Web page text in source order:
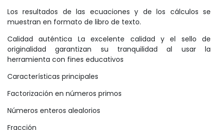
Los resultados de las ecuaciones y de los cálculos se
muestran en formato de libro de texto.
Calidad auténtica La excelente calidad y el sello de
originalidad garantizan su tranquilidad al usar la
herramienta con fines educativos
Características principales
Factorización en números primos
Números enteros alealorios
Fracción